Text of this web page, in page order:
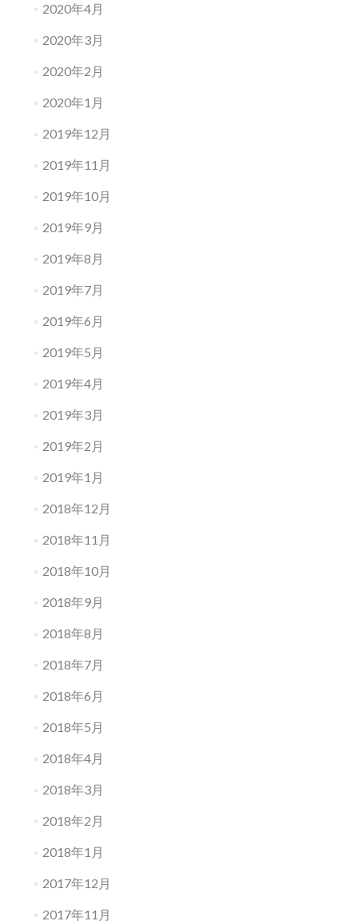
2020年4月
2020年3月
2020年2月
2020年1月
2019年12月
2019年11月
2019年10月
2019年9月
2019年8月
2019年7月
2019年6月
2019年5月
2019年4月
2019年3月
2019年2月
2019年1月
2018年12月
2018年11月
2018年10月
2018年9月
2018年8月
2018年7月
2018年6月
2018年5月
2018年4月
2018年3月
2018年2月
2018年1月
2017年12月
2017年11月